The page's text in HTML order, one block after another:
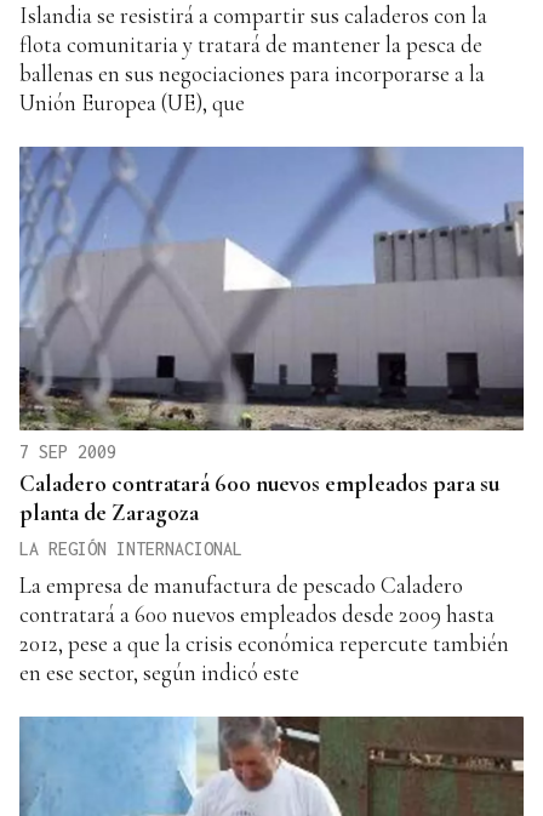
Islandia se resistirá a compartir sus caladeros con la
flota comunitaria y tratará de mantener la pesca de
ballenas en sus negociaciones para incorporarse a la
Unión Europea (UE), que
7 SEP 2009
Caladero contratará 600 nuevos empleados para su
planta de Zaragoza
LA REGIÓN INTERNACIONAL
La empresa de manufactura de pescado Caladero
contratará a 600 nuevos empleados desde 2009 hasta
2012, pese a que la crisis económica repercute también
en ese sector, según indicó este